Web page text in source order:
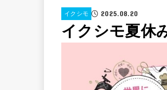
イクシモ 2025.08.20
イクシモ夏休